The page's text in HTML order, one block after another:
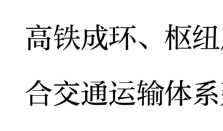
高铁成环、枢
合交通运输体